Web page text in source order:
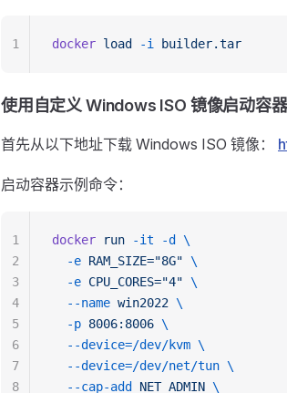
docker load -i builder.tar
1
使用自定义 Windows ISO 镜像启动容器
首先从以下地址下载 Windows ISO 镜像：
启动容器示例命令：
docker run -it -d
\
  -e
RAM_SIZE="8G" \
  -e
CPU_CORES="4" \
  --name
win2022 \
  -p
8006:8006 \
  --device=/dev/kvm
\
  --device=/dev/net/tun
\
  --cap-add
NET_ADMIN \
1
2
3
4
5
6
7
8